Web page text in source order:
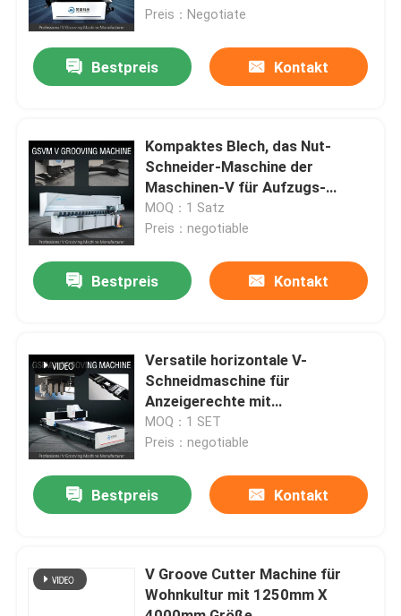
Produkte
Videos
Über uns
Qualitätskontrolle
Fordern Sie ein Zitat
Hochgeschwindigkeitsv, das Maschine fugt
Automatisches V, das Maschine fugt
Preis：Negotiate
Bestpreis Kontakt
Kompaktes Blech, das Nut-
Schneider-Maschine der
Maschinen-V für Aufzugs-
Innenarchitektur fugt
MOQ：1 Satz
Preis：negotiable
Bestpreis Kontakt
Versatile horizontale V-
Schneidmaschine für
Anzeigerechte mit
Edelstahldekoration
MOQ：1 SET
Preis：negotiable
Bestpreis Kontakt
V Groove Cutter Machine für
Wohnkultur mit 1250mm X